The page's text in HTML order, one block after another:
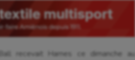
recevait Harnes ce dimanche au